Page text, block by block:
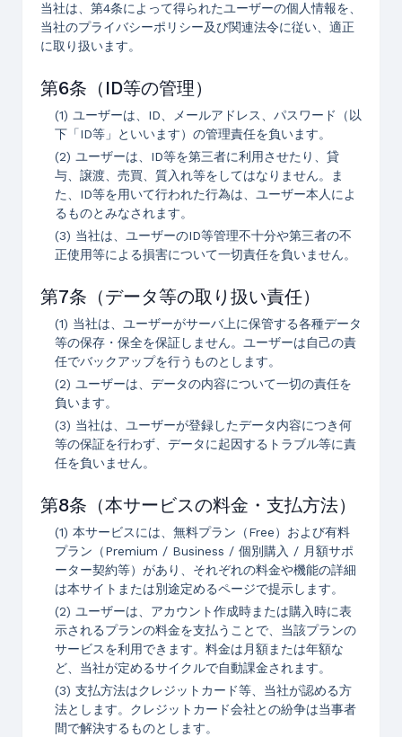
当社は、第4条によって得られたユーザーの個人情報を、
当社のプライバシーポリシー及び関連法令に従い、適正
に取り扱います。
第6条（ID等の管理）
(1) ユーザーは、ID、メールアドレス、パスワード（以
下「ID等」といいます）の管理責任を負います。
(2) ユーザーは、ID等を第三者に利用させたり、貸
与、譲渡、売買、質入れ等をしてはなりません。ま
た、ID等を用いて行われた行為は、ユーザー本人によ
るものとみなされます。
(3) 当社は、ユーザーのID等管理不十分や第三者の不
正使用等による損害について一切責任を負いません。
第7条（データ等の取り扱い責任）
(1) 当社は、ユーザーがサーバ上に保管する各種データ
等の保存・保全を保証しません。ユーザーは自己の責
任でバックアップを行うものとします。
(2) ユーザーは、データの内容について一切の責任を
負います。
(3) 当社は、ユーザーが登録したデータ内容につき何
等の保証を行わず、データに起因するトラブル等に責
任を負いません。
第8条（本サービスの料金・支払方法）
(1) 本サービスには、無料プラン（Free）および有料
プラン（Premium / Business / 個別購入 / 月額サポ
ーター契約等）があり、それぞれの料金や機能の詳細
は本サイトまたは別途定めるページで提示します。
(2) ユーザーは、アカウント作成時または購入時に表
示されるプランの料金を支払うことで、当該プランの
サービスを利用できます。料金は月額または年額な
ど、当社が定めるサイクルで自動課金されます。
(3) 支払方法はクレジットカード等、当社が認める方
法とします。クレジットカード会社との紛争は当事者
間で解決するものとします。